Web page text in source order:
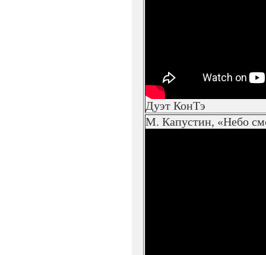
Дуэт КонТэ
М. Капустин, «Небо